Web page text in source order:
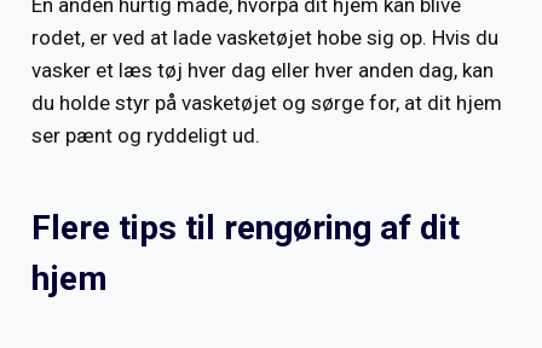
rodet, er ved at lade vasketøjet hobe sig op. Hvis du
vasker et læs tøj hver dag eller hver anden dag, kan
du holde styr på vasketøjet og sørge for, at dit hjem
ser pænt og ryddeligt ud.
Flere tips til rengøring af dit
hjem